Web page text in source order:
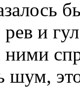
рев и
ними
шум,